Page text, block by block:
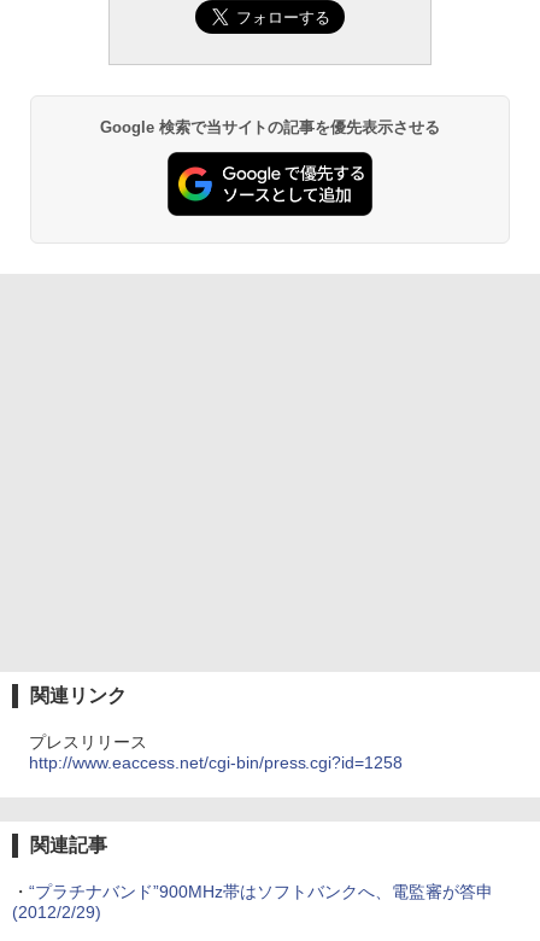
Google 検索で当サイトの記事を優先表示させる
関連リンク
プレスリリース
http://www.eaccess.net/cgi-bin/press.cgi?id=1258
関連記事
・ “プラチナバンド”900MHz帯はソフトバンクへ、電監審が答申
(2012/2/29)